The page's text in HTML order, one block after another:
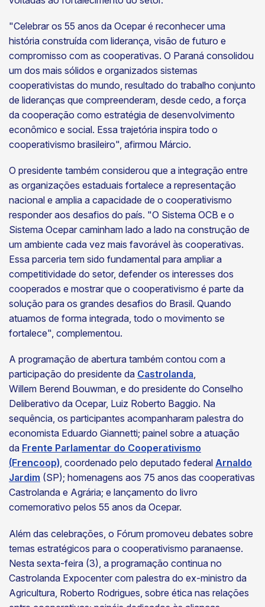
"Celebrar os 55 anos da Ocepar é reconhecer uma
história construída com liderança, visão de futuro e
compromisso com as cooperativas. O Paraná consolidou
um dos mais sólidos e organizados sistemas
cooperativistas do mundo, resultado do trabalho conjunto
de lideranças que compreenderam, desde cedo, a força
da cooperação como estratégia de desenvolvimento
econômico e social. Essa trajetória inspira todo o
cooperativismo brasileiro", afirmou Márcio.
O presidente também considerou que a integração entre
as organizações estaduais fortalece a representação
nacional e amplia a capacidade de o cooperativismo
responder aos desafios do país. "O Sistema OCB e o
Sistema Ocepar caminham lado a lado na construção de
um ambiente cada vez mais favorável às cooperativas.
Essa parceria tem sido fundamental para ampliar a
competitividade do setor, defender os interesses dos
cooperados e mostrar que o cooperativismo é parte da
solução para os grandes desafios do Brasil. Quando
atuamos de forma integrada, todo o movimento se
fortalece", complementou.
A programação de abertura também contou com a
participação do presidente da Castrolanda,
Willem Berend Bouwman, e do presidente do Conselho
Deliberativo da Ocepar, Luiz Roberto Baggio. Na
sequência, os participantes acompanharam palestra do
economista Eduardo Giannetti; painel sobre a atuação
da Frente Parlamentar do Cooperativismo
(Frencoop), coordenado pelo deputado federal Arnaldo
Jardim (SP); homenagens aos 75 anos das cooperativas
Castrolanda e Agrária; e lançamento do livro
comemorativo pelos 55 anos da Ocepar.
Além das celebrações, o Fórum promoveu debates sobre
temas estratégicos para o cooperativismo paranaense.
Nesta sexta-feira (3), a programação continua no
Castrolanda Expocenter com palestra do ex-ministro da
Agricultura, Roberto Rodrigues, sobre ética nas relações